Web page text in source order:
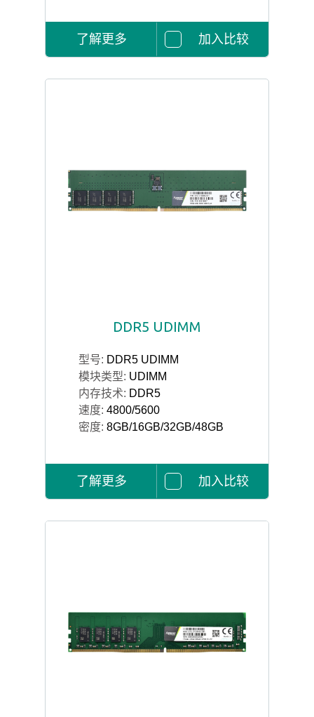
了解更多 加入比较
DDR5 UDIMM
型号: DDR5 UDIMM
模块类型: UDIMM
内存技术: DDR5
速度: 4800/5600
密度: 8GB/16GB/32GB/48GB
了解更多 加入比较